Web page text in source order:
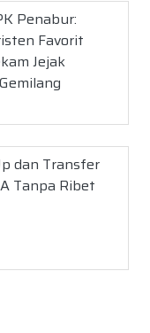
Penabur:
Favorit
Jejak
dan Transfer
Tanpa Ribet